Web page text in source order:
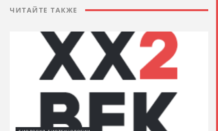
ЧИТАЙТЕ ТАКЖЕ